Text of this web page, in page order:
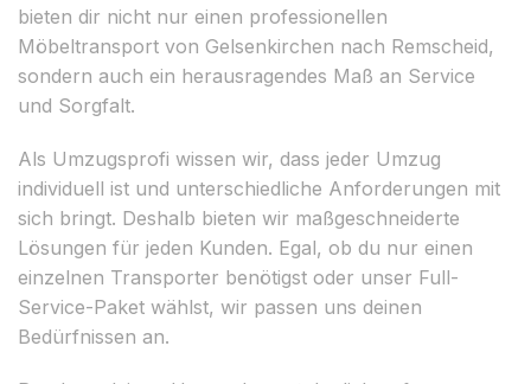
bieten dir nicht nur einen professionellen
Möbeltransport von Gelsenkirchen nach Remscheid,
sondern auch ein herausragendes Maß an Service
und Sorgfalt.
Als Umzugsprofi wissen wir, dass jeder Umzug
individuell ist und unterschiedliche Anforderungen mit
sich bringt. Deshalb bieten wir maßgeschneiderte
Lösungen für jeden Kunden. Egal, ob du nur einen
einzelnen Transporter benötigst oder unser Full-
Service-Paket wählst, wir passen uns deinen
Bedürfnissen an.